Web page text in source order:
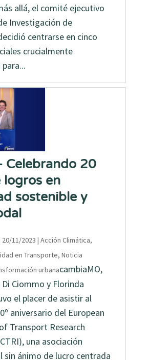
allá, el comité ejecutivo
Investigación de
centrarse en cinco
crucialmente
Celebrando 20
logros en
sostenible y
20/11/2023 | Acción Climática,
en Transporte, Noticia
urbanacambiaMO,
Ciommo y Florinda
el placer de asistir al
aniversario del European
Transport Research
una asociación
sin ánimo de lucro centrada